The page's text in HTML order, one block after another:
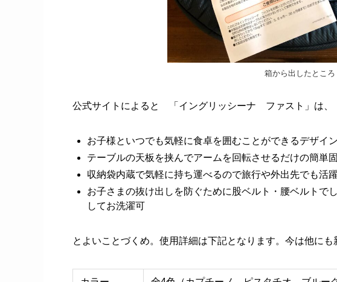
箱から出したところ
公式サイトによると 「イングリッシーナ ファスト」は、
お子様といつでも気軽に食卓を囲むことができるデザイン
テーブルの天板を挟んでアームを回転させるだけの簡単固
収納袋内蔵で気軽に持ち運べるので旅行や外出先でも活躍
お子さまの抜け出しを防ぐために股ベルト・腰ベルトで
してお洗濯可
とよいことづくめ。使用詳細は下記となります。今は他にも